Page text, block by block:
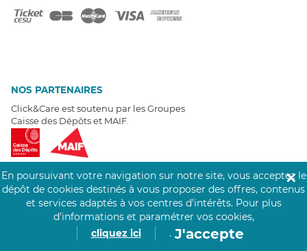
NOS PARTENAIRES
Click&Care est soutenu par les Groupes
Caisse des Dépôts et MAIF.
EXPERTS À VOTRE ÉCOUTE
Un besoin de recrutement ? Click&Care vous accompagne par
En poursuivant votre navigation sur notre site, vous acceptez le
dépôt de cookies destinés à vous proposer des offres, contenus
et services adaptés à vos centres d’intérêts. Pour plus
d’informations et paramétrer vos cookies,
cliquez ici
. J'accepte
✕